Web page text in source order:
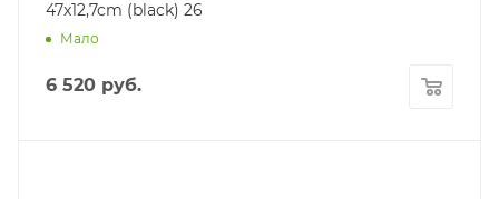
47x12,7cm (black) 26
Мало
6 520 руб.